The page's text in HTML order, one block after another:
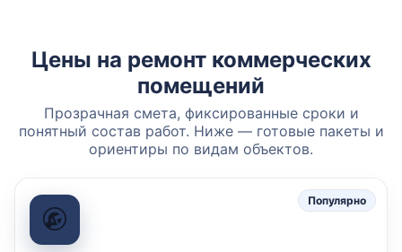
Цены на ремонт коммерческих
помещений
Прозрачная смета, фиксированные сроки и
понятный состав работ. Ниже — готовые пакеты и
ориентиры по видам объектов.
Популярно